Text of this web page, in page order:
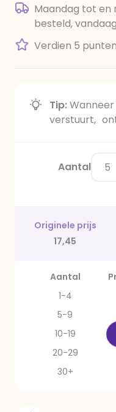
Maandag tot en
besteld,
Verdien 5
Tip:
verstuurt,
Aantal
Originele prijs
17,45
Aantal
1-4
5-9
10-19
20-29
30+